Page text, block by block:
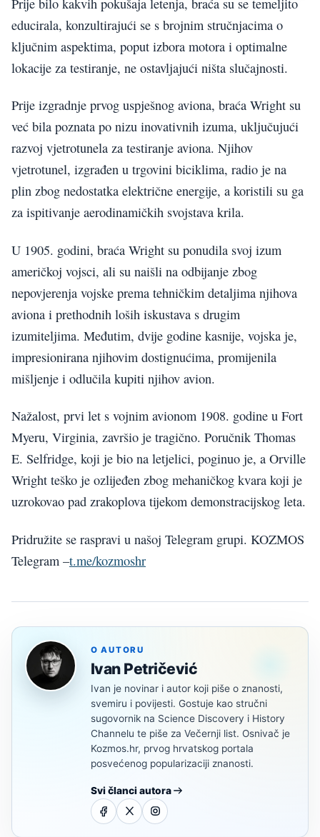
Prije bilo kakvih pokušaja letenja, braća su se temeljito
educirala, konzultirajući se s brojnim stručnjacima o
ključnim aspektima, poput izbora motora i optimalne
lokacije za testiranje, ne ostavljajući ništa slučajnosti.
Prije izgradnje prvog uspješnog aviona, braća Wright su
već bila poznata po nizu inovativnih izuma, uključujući
razvoj vjetrotunela za testiranje aviona. Njihov
vjetrotunel, izgrađen u trgovini biciklima, radio je na
plin zbog nedostatka električne energije, a koristili su ga
za ispitivanje aerodinamičkih svojstava krila.
U 1905. godini, braća Wright su ponudila svoj izum
američkoj vojsci, ali su naišli na odbijanje zbog
nepovjerenja vojske prema tehničkim detaljima njihova
aviona i prethodnih loših iskustava s drugim
izumiteljima. Međutim, dvije godine kasnije, vojska je,
impresionirana njihovim dostignućima, promijenila
mišljenje i odlučila kupiti njihov avion.
Nažalost, prvi let s vojnim avionom 1908. godine u Fort
Myeru, Virginia, završio je tragično. Poručnik Thomas
E. Selfridge, koji je bio na letjelici, poginuo je, a Orville
Wright teško je ozlijeđen zbog mehaničkog kvara koji je
uzrokovao pad zrakoplova tijekom demonstracijskog leta.
Pridružite se raspravi u našoj Telegram grupi. KOZMOS
Telegram –t.me/kozmoshr
O AUTORU
Ivan Petričević
Ivan je novinar i autor koji piše o znanosti,
svemiru i povijesti. Gostuje kao stručni
sugovornik na Science Discovery i History
Channelu te piše za Večernji list. Osnivač je
Kozmos.hr, prvog hrvatskog portala
posvećenog popularizaciji znanosti.
Svi članci autora